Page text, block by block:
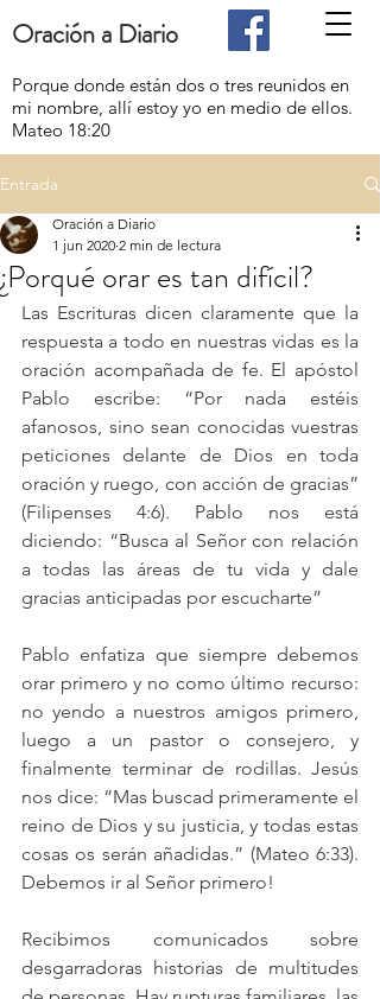
Oración a Diario
Porque donde están dos o tres reunidos en
mi nombre, allí estoy yo en medio de ellos.
Mateo 18:20
Entrada
¿Porqué orar es tan difícil?
Oración a Diario
1 jun 2020 2 min de lectura
Las Escrituras dicen claramente que la
respuesta a todo en nuestras vidas es la
oración acompañada de fe. El apóstol
Pablo escribe: “Por nada estéis
afanosos, sino sean conocidas vuestras
peticiones delante de Dios en toda
oración y ruego, con acción de gracias”
(Filipenses 4:6). Pablo nos está
diciendo: “Busca al Señor con relación
a todas las áreas de tu vida y dale
gracias anticipadas por escucharte”
Pablo enfatiza que siempre debemos
orar primero y no como último recurso:
no yendo a nuestros amigos primero,
luego a un pastor o consejero, y
finalmente terminar de rodillas. Jesús
nos dice: “Mas buscad primeramente el
reino de Dios y su justicia, y todas estas
cosas os serán añadidas.” (Mateo 6:33).
Debemos ir al Señor primero!
Recibimos comunicados sobre
desgarradoras historias de multitudes